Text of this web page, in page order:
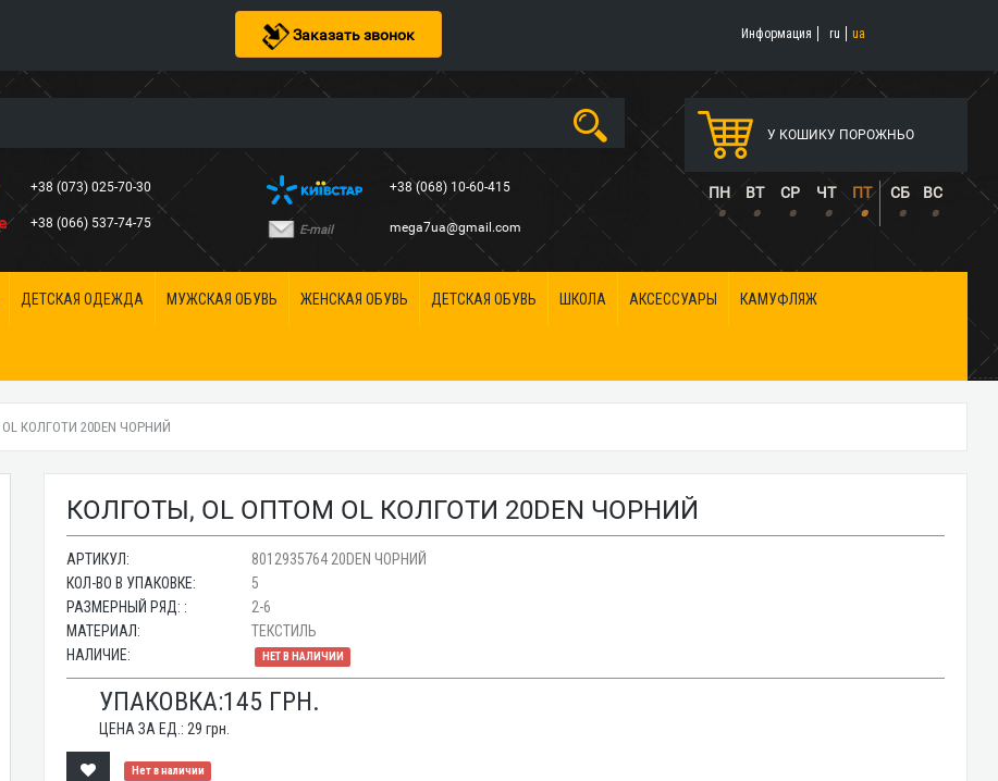
Заказать звонок Информация ru ua
+38 (073) 025-70-30
+38 (066) 537-74-75
+38 (068) 10-60-415
E-mail mega7ua@gmail.com
У КОШИКУ ПОРОЖНЬО
ПН ВТ СР ЧТ ПТ СБ ВС
• • • • • • •
ДЕТСКАЯ ОДЕЖДА МУЖСКАЯ ОБУВЬ ЖЕНСКАЯ ОБУВЬ ДЕТСКАЯ ОБУВЬ ШКОЛА АКСЕССУАРЫ КАМУФЛЯЖ
КОЛГОТИ 20DEN ЧОРНИЙ
КОЛГОТЫ, OL ОПТОМ OL КОЛГОТИ 20DEN ЧОРНИЙ
АРТИКУЛ:
8012935764 20DEN ЧОРНИЙ
КОЛ-ВО В УПАКОВКЕ:
5
РАЗМЕРНЫЙ РЯД: :
2-6
МАТЕРИАЛ:
ТЕКСТИЛЬ
НАЛИЧИЕ:
НЕТ В НАЛИЧИИ
УПАКОВКА:145 ГРН.
ЦЕНА ЗА ЕД.: 29 грн.
Нет в наличии